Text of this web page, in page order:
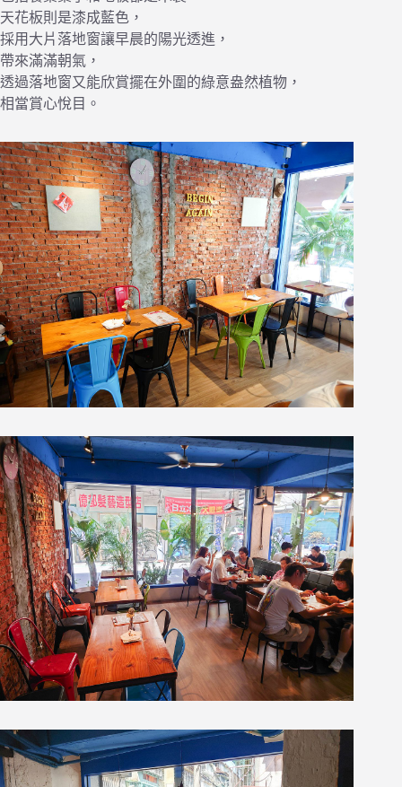
天花板則是漆成藍色，
採用大片落地窗讓早晨的陽光透進，
帶來滿滿朝氣，
透過落地窗又能欣賞擺在外圍的綠意盎然植物，
相當賞心悅目。